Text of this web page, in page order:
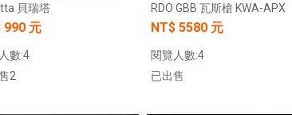
貝瑞塔
990 元
數:4
2
RDO GBB 瓦斯槍 KWA-APX
NT$ 5580 元
閱覽人數:4
已出售